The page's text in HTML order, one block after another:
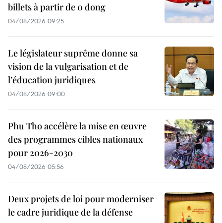
billets à partir de 0 dong
04/08/2026 09:25
Le législateur suprême donne sa
vision de la vulgarisation et de
l’éducation juridiques
04/08/2026 09:00
Phu Tho accélère la mise en œuvre
des programmes cibles nationaux
pour 2026-2030
04/08/2026 05:56
Deux projets de loi pour moderniser
le cadre juridique de la défense